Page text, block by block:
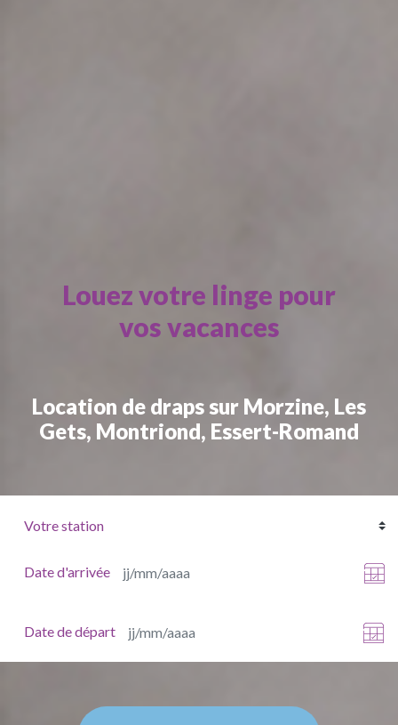
Louez votre linge pour
vos vacances
Location de draps sur Morzine, Les
Gets, Montriond, Essert-Romand
Date d'arrivée
Date de départ